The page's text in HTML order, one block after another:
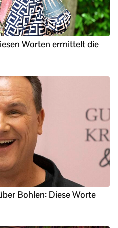
Worten ermittelt die
Bohlen: Diese Worte